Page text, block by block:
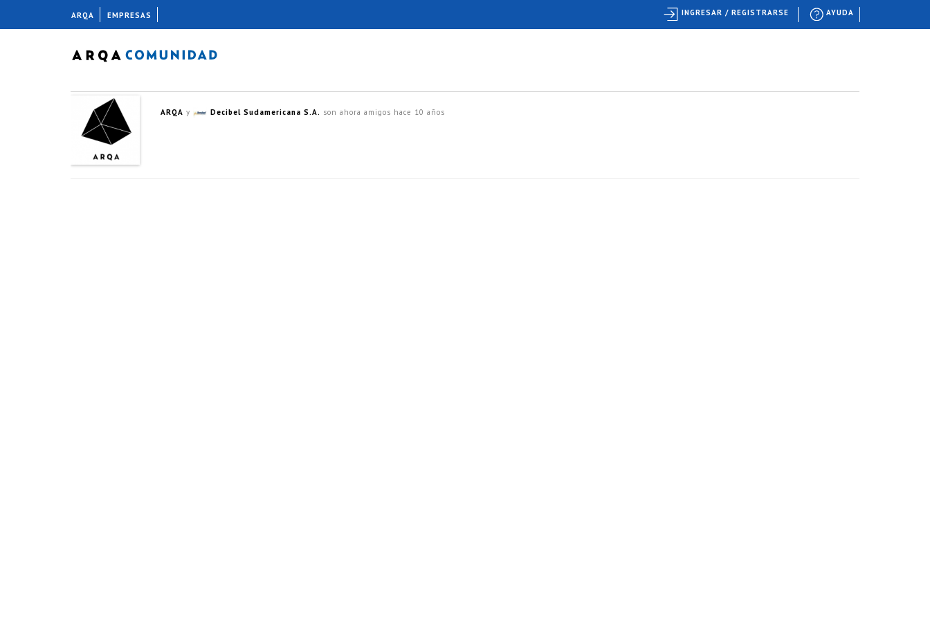
ARQA y Decibel Sudamericana S.A. son ahora amigos hace 10 años
ARQA EMPRESAS AYUDA
INGRESAR / REGISTRARSE